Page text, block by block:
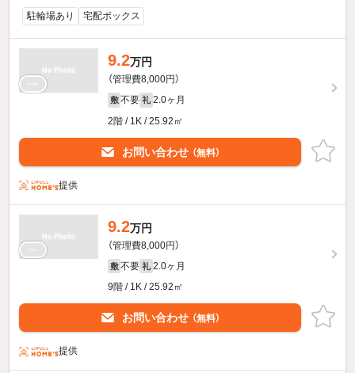
駐輪場あり
宅配ボックス
9.2万円
（管理費8,000円）
敷 不要 礼 2.0ヶ月
2階 / 1K / 25.92㎡
お問い合わせ （無料）
提供
9.2万円
（管理費8,000円）
敷 不要 礼 2.0ヶ月
9階 / 1K / 25.92㎡
お問い合わせ （無料）
提供